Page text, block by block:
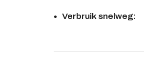
Verbruik snelweg: